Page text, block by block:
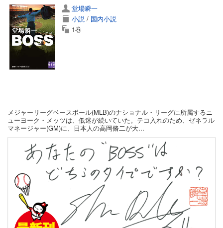
堂場瞬一
小説 / 国内小説
1巻
メジャーリーグベースボール(MLB)のナショナル・リーグに所属するニ
ューヨーク・メッツは、低迷が続いていた。テコ入れのため、ゼネラル
マネージャー(GM)に、日本人の高岡脩二が大...